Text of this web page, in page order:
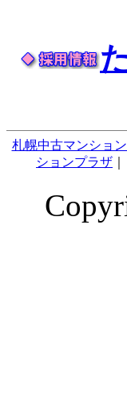
札幌中古マンション
ションプラザ